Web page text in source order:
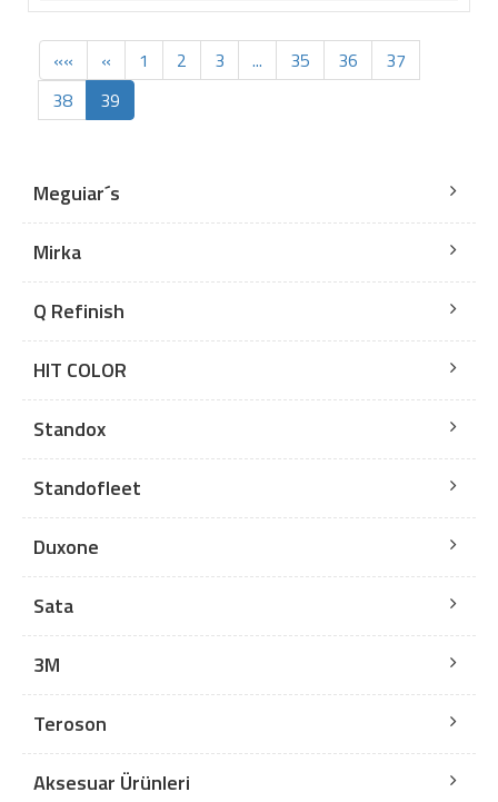
«« « 1 2 3 ... 35 36
37
38
39
Meguiar´s
Mirka
Q Refinish
HIT COLOR
Standox
Standofleet
Duxone
Sata
3M
Teroson
Aksesuar Ürünleri